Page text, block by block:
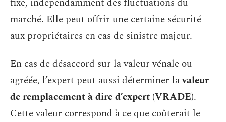
marché. Elle peut offrir une certaine sécurité
aux propriétaires en cas de sinistre majeur.
En cas de désaccord sur la valeur vénale ou
agréée, l’expert peut aussi déterminer lavaleur
de remplacement à dire d’expert (VRADE).
Cette valeur correspond à ce que coûterait le